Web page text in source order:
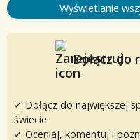
Wyświetlanie
Dołącz do
✓ Dołącz do największej
świecie
✓ Oceniaj, komentuj i